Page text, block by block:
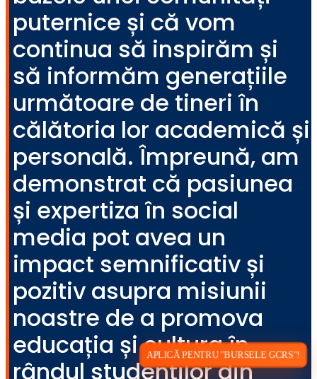
APLICĂ PENTRU "BURSELE GCRS"!
puternice și că vom
continua să inspirăm și
să informăm generațiile
următoare de tineri în
călătoria lor academică și
personală. Împreună, am
demonstrat că pasiunea
și expertiza în social
media pot avea un
impact semnificativ și
pozitiv asupra misiunii
noastre de a promova
educația și cultura în
rândul studenților din